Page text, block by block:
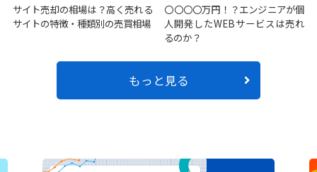
サイト売却の相場は？高く売れる
サイトの特徴・種類別の売買相場
〇〇〇〇万円！？エンジニアが個
人開発したWEBサービスは売れ
るのか？
もっと見る